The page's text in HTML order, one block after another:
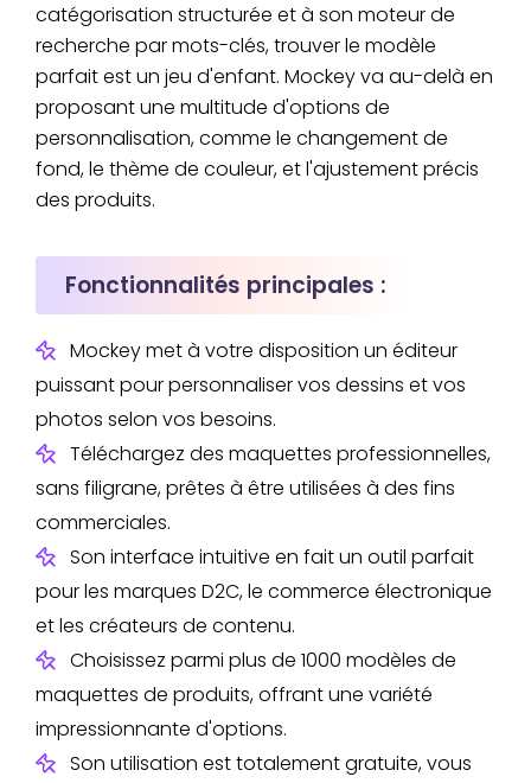
catégorisation structurée et à son moteur de
recherche par mots-clés, trouver le modèle
parfait est un jeu d'enfant. Mockey va au-delà en
proposant une multitude d'options de
personnalisation, comme le changement de
fond, le thème de couleur, et l'ajustement précis
des produits.
Fonctionnalités principales :
Mockey met à votre disposition un éditeur
puissant pour personnaliser vos dessins et vos
photos selon vos besoins.
Téléchargez des maquettes professionnelles,
sans filigrane, prêtes à être utilisées à des fins
commerciales.
Son interface intuitive en fait un outil parfait
pour les marques D2C, le commerce électronique
et les créateurs de contenu.
Choisissez parmi plus de 1000 modèles de
maquettes de produits, offrant une variété
impressionnante d'options.
Son utilisation est totalement gratuite, vous